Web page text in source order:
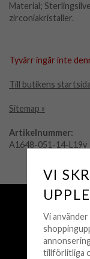
Material;
zirconiakristaller.
Tyvärr ingår inte
Till butikens
Sitemap »
Artikelnummer:
A1648-051-14-L19v
VI
Vi
tillförlitliga